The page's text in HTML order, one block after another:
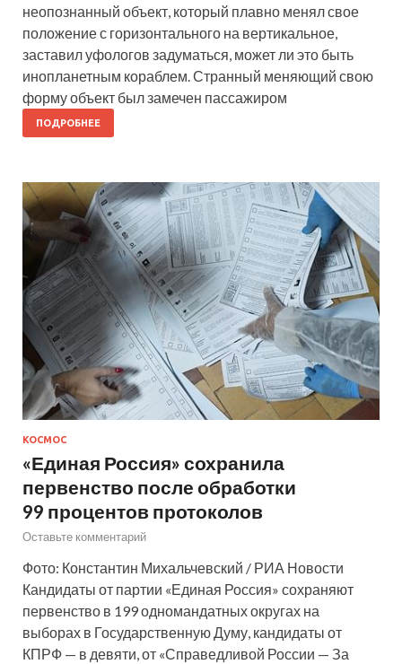
неопознанный объект, который плавно менял свое
положение с горизонтального на вертикальное,
заставил уфологов задуматься, может ли это быть
инопланетным кораблем. Странный меняющий свою
форму объект был замечен пассажиром
ПОДРОБНЕЕ
КОСМОС
«Единая Россия» сохранила
первенство после обработки
99 процентов протоколов
Оставьте комментарий
Фото: Константин Михальчевский / РИА Новости
Кандидаты от партии «Единая Россия» сохраняют
первенство в 199 одномандатных округах на
выборах в Государственную Думу, кандидаты от
КПРФ — в девяти, от «Справедливой России — За